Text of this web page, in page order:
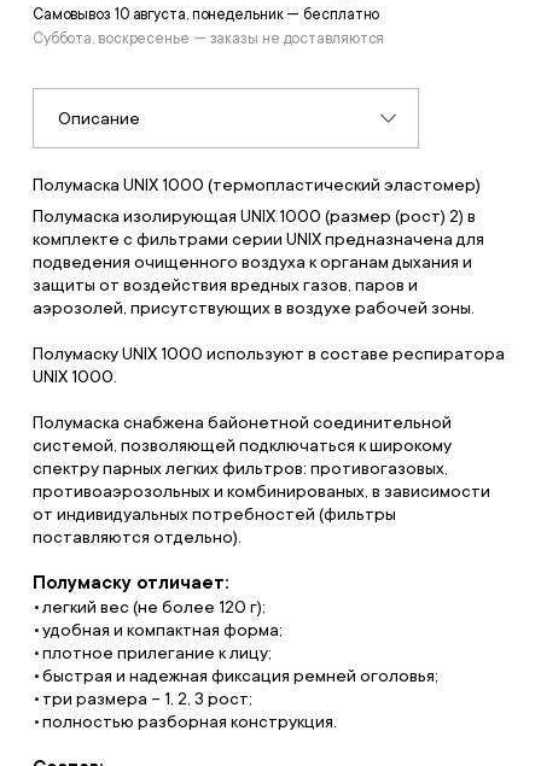
Самовывоз 10 августа, понедельник — бесплатно
Суббота, воскресенье — заказы не доставляются
Описание
Полумаска UNIX 1000 (термопластический эластомер)
Полумаска изолирующая UNIX 1000 (размер (рост) 2) в
комплекте с фильтрами серии UNIX предназначена для
подведения очищенного воздуха к органам дыхания и
защиты от воздействия вредных газов, паров и
аэрозолей, присутствующих в воздухе рабочей зоны.
Полумаску UNIX 1000 используют в составе респиратора
UNIX 1000.
Полумаска снабжена байонетной соединительной
системой, позволяющей подключаться к широкому
спектру парных легких фильтров: противогазовых,
противоаэрозольных и комбинированых, в зависимости
от индивидуальных потребностей (фильтры
поставляются отдельно).
Полумаску отличает:
легкий вес (не более 120 г);
удобная и компактная форма;
плотное прилегание к лицу;
быстрая и надежная фиксация ремней оголовья;
три размера – 1, 2, 3 рост;
полностью разборная конструкция.